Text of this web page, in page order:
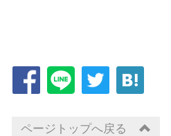
ページトップへ戻る